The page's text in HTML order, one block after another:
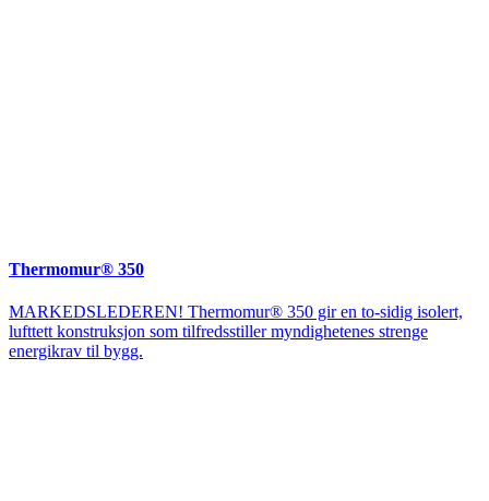
Thermomur® 350
MARKEDSLEDEREN! Thermomur® 350 gir en to-sidig isolert,
lufttett konstruksjon som tilfredsstiller myndighetenes strenge
energikrav til bygg.